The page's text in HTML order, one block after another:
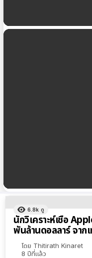
ผลลัพธ์
ทั้งหมด
เรียง
ตาม
6.8k ดู
นักวิเคราะห์เชื่อ
พันล้านดอลลาร์ จาก
โดย Thitirath Kinaret
8 ปีที่แล้ว